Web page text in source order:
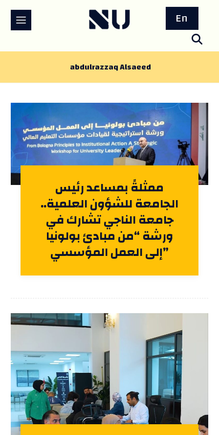
En
abdulrazzaq Alsaeed
ممثلةً بمساعد رئيس
الجامعة للشؤون العلمية..
جامعة الناجي تشارك في
ورشة “من مبادئ بولونيا
إلى العمل المؤسسي”